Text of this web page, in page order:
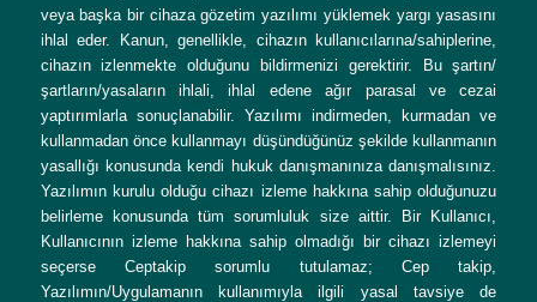
veya başka bir cihaza gözetim yazılımı yüklemek yargı yasasını
ihlal eder. Kanun, genellikle, cihazın kullanıcılarına/sahiplerine,
cihazın izlenmekte olduğunu bildirmenizi gerektirir. Bu şartın/
şartların/yasaların ihlali, ihlal edene ağır parasal ve cezai
yaptırımlarla sonuçlanabilir. Yazılımı indirmeden, kurmadan ve
kullanmadan önce kullanmayı düşündüğünüz şekilde kullanmanın
yasallığı konusunda kendi hukuk danışmanınıza danışmalısınız.
Yazılımın kurulu olduğu cihazı izleme hakkına sahip olduğunuzu
belirleme konusunda tüm sorumluluk size aittir. Bir Kullanıcı,
Kullanıcının izleme hakkına sahip olmadığı bir cihazı izlemeyi
seçerse Ceptakip sorumlu tutulamaz; Cep takip,
Yazılımın/Uygulamanın kullanımıyla ilgili yasal tavsiye de